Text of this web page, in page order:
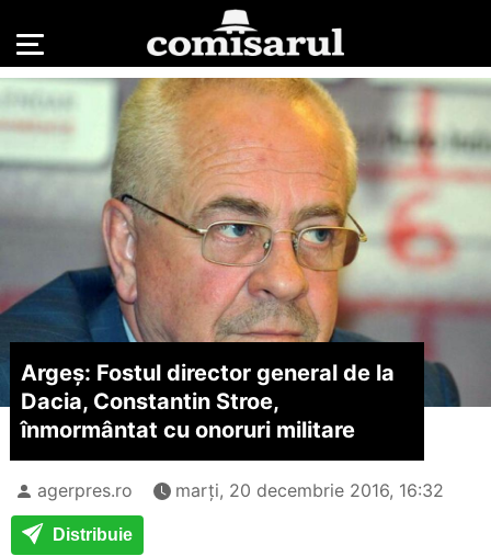
Argeș: Fostul director general de la
Dacia, Constantin Stroe,
înmormântat cu onoruri militare
agerpres.ro marți, 20 decembrie 2016, 16:32
Distribuie